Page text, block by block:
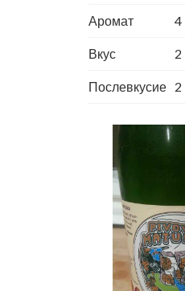
Аромат 4
Вкус 2
Послевкусие 2